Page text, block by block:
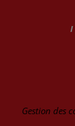
I
Gestion des